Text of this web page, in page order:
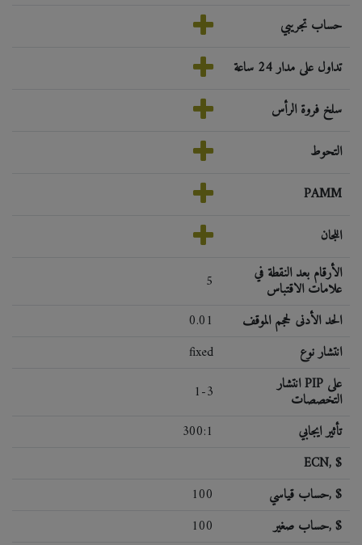
حساب تجريبي
تداول على مدار 24 ساعة
سلخ فروة الرأس
التحوط
PAMM
اللجان
5
الأرقام بعد النقطة في
علامات الاقتباس
0.01
الحد الأدنى لحجم الموقف
fixed
انتشار نوع
1-3
انتشار PIP على
التخصصات
300:1
تأثير ايجابي
ECN, $
100
حساب قياسي, $
100
حساب صغير, $